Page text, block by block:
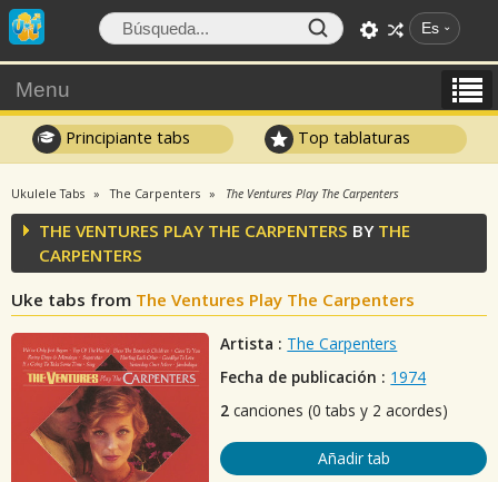
Es
Menu
Principiante tabs Top tablaturas
Ukulele Tabs The Carpenters The Ventures Play The Carpenters
THE VENTURES PLAY THE CARPENTERS BY THE
CARPENTERS
Uke tabs from The Ventures Play The Carpenters
Artista : The Carpenters
Fecha de publicación : 1974
2 canciones (0 tabs y 2 acordes)
Añadir tab